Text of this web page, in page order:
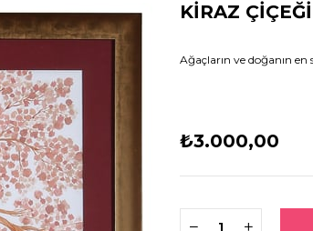
KİRAZ ÇİÇEĞİ
Ağaçların ve doğanın
₺3.000,00